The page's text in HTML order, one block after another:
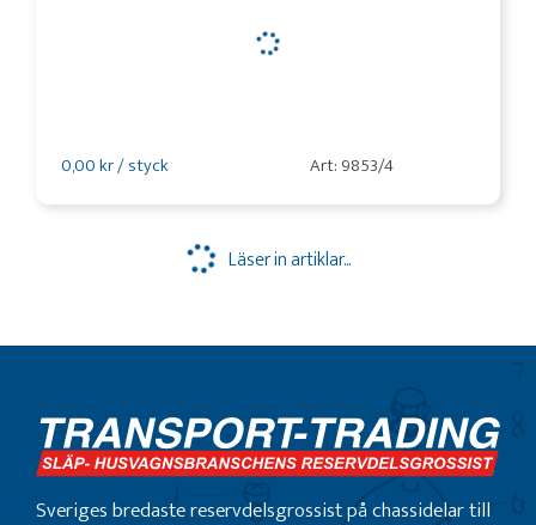
0,00 kr / styck Art: 9853/4
Läser in artiklar...
Sveriges bredaste reservdelsgrossist på chassidelar till